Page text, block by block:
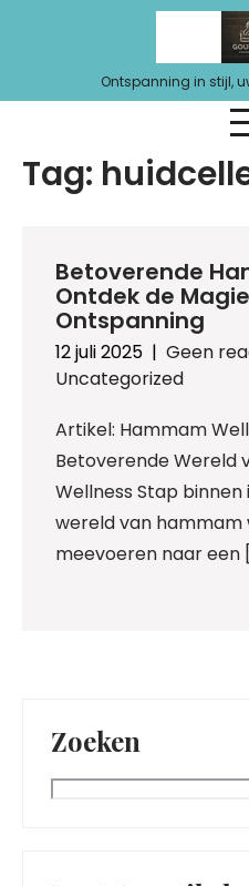
Ontspanning in stijl,
Tag:
Betoverende
Ontdek de
Ontspanning
12 juli 2025 | Geen
Uncategorized
Artikel: Hammam
Betoverende Wereld
Wellness Stap
wereld van hammam
meevoeren naar een
Zoeken